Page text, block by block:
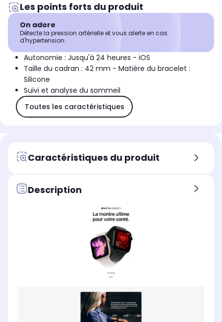
Les points forts du produit
On adore
Détecte la pression artérielle et vous alerte en cas
d'hypertension.
Autonomie : Jusqu'à 24 heures - iOS
Taille du cadran : 42 mm - Matière du bracelet :
Silicone
Suivi et analyse du sommeil
Toutes les caractéristiques
Caractéristiques du produit
Description